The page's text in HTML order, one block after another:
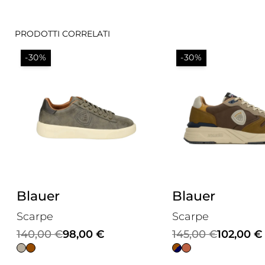
PRODOTTI CORRELATI
-30%
Blauer
Scarpe
145,00€
Il
prezzo
102,00€
Il
prezzo
-30%
Blauer
Scarpe
140,00€
Il
prezzo
98,00 €
Il
prezzo